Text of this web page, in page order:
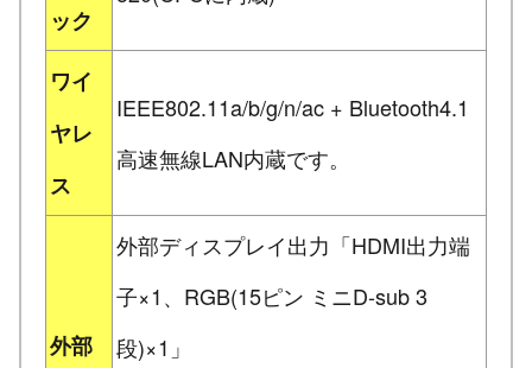
ック
ワイ
ヤレ
ス
IEEE802.11a/b/g/n/ac + Bluetooth4.1
高速無線LAN内蔵です。
外部
外部ディスプレイ出力「HDMI出力端
子×1、RGB(15ピン ミニD-sub 3
段)×1」